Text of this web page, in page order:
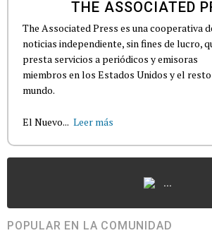
THE ASSOCIATED
The Associated Press es una cooperativa
noticias independiente, sin fines de lucro,
presta servicios a periódicos y emisoras
miembros en los Estados Unidos y el
mundo.
El Nuevo... Leer más
...
POPULAR EN LA COMUNIDAD